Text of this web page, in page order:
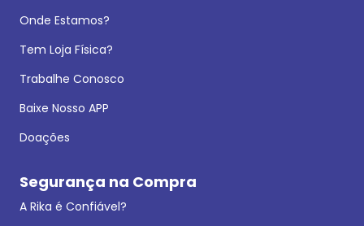
Onde Estamos?
Tem Loja Física?
Trabalhe Conosco
Baixe Nosso APP
Doações
Segurança na Compra
A Rika é Confiável?